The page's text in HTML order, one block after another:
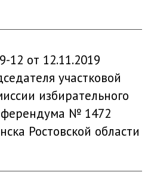
12 от 12.11.2019
участковой
избирательного
№ 1472
Ростовской области